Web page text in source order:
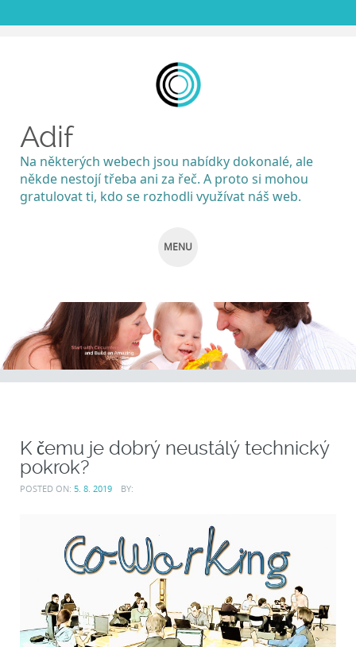
Adif
Na některých webech jsou nabídky dokonalé, ale
někde nestojí třeba ani za řeč. A proto si mohou
gratulovat ti, kdo se rozhodli využívat náš web.
MENU
CONTENT
K čemu je dobrý neustálý technický
pokrok?
POSTED ON: 5. 8. 2019 BY: